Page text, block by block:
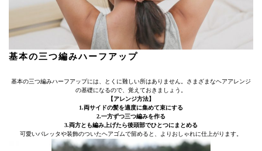
基本の三つ編みハーフアップ
基本の三つ編みハーフアップには、とくに難しい所はありません。さまざまなヘアアレンジ
の基礎になるので、覚えておきましょう。
【アレンジ方法】
1.両サイドの髪を適度に集めて束にする
2.一方ずつ三つ編みを作る
3.両方とも編み上げたら後頭部でひとつにまとめる
可愛いバレッタや装飾のついたヘアゴムで留めると、よりおしゃれに仕上がります。